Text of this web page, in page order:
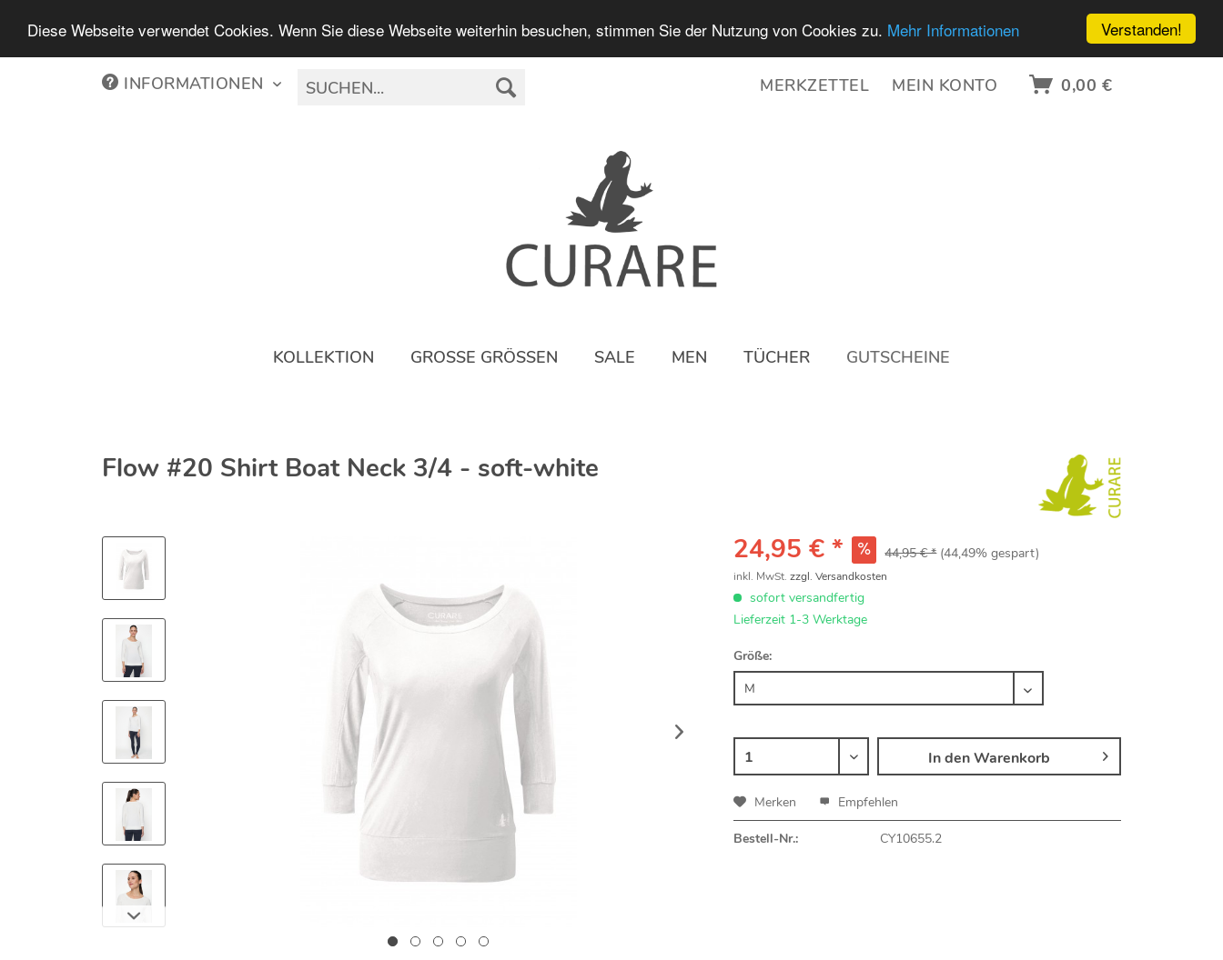
Verstanden!
Diese Webseite verwendet Cookies. Wenn Sie diese Webseite weiterhin besuchen, stimmen Sie der Nutzung von Cookies zu. Mehr Informationen
INFORMATIONEN MERKZETTEL MEIN KONTO 0,00 €
KOLLEKTION GROSSE GRÖSSEN SALE MEN TÜCHER GUTSCHEINE
Flow #20 Shirt Boat Neck 3/4 - soft-white
24,95 € * 44,95 € * (44,49% gespart)
inkl. MwSt.zzgl. Versandkosten
sofort versandfertig
Lieferzeit 1-3 Werktage
Größe:
In denWarenkorb
Merken Empfehlen
Bestell-Nr.: CY10655.2